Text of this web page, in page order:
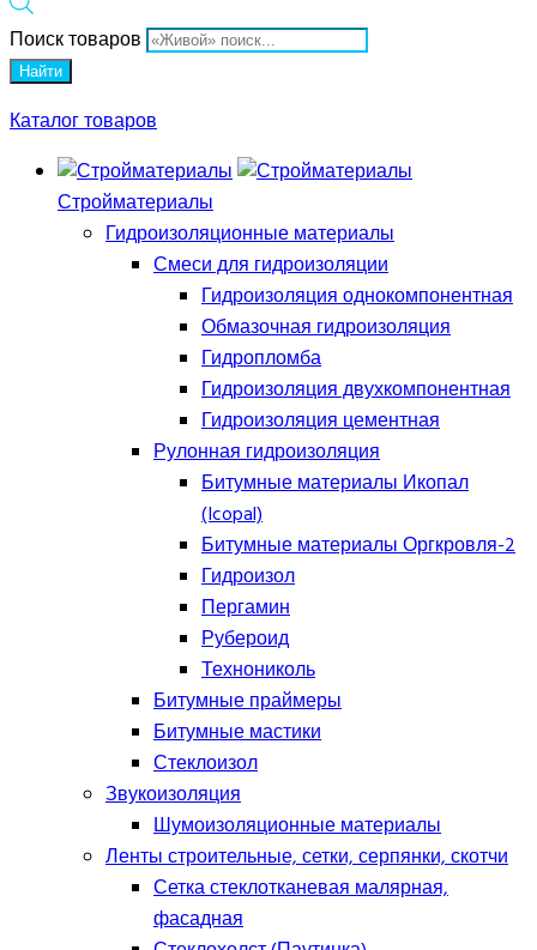
Поиск товаров
Найти
Каталог товаров
Стройматериалы
Гидроизоляционные материалы
Смеси для гидроизоляции
Гидроизоляция однокомпонентная
Обмазочная гидроизоляция
Гидропломба
Гидроизоляция двухкомпонентная
Гидроизоляция цементная
Рулонная гидроизоляция
Битумные материалы Икопал
(Icopal)
Битумные материалы Оргкровля-2
Гидроизол
Пергамин
Рубероид
Технониколь
Битумные праймеры
Битумные мастики
Стеклоизол
Звукоизоляция
Шумоизоляционные материалы
Ленты строительные, сетки, серпянки, скотчи
Сетка стеклотканевая малярная,
фасадная